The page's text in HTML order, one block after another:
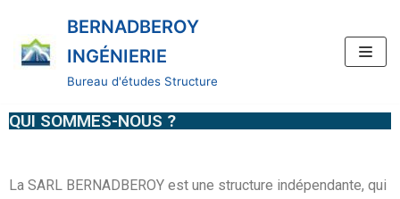
Aller
BERNADBEROY
INGÉNIERIE
Bureau d'études Structure
QUI SOMMES-NOUS ?
La SARL BERNADBEROY est une structure indépendante, qui